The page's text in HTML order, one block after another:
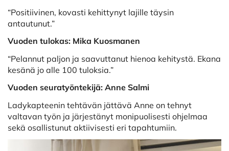
“Positiivinen, kovasti kehittynyt lajille täysin
antautunut.”
Vuoden tulokas: Mika Kuosmanen
“Pelannut paljon ja saavuttanut hienoa kehitystä. Ekana
kesänä jo alle 100 tuloksia.”
Vuoden seuratyöntekijä: Anne Salmi
Ladykapteenin tehtävän jättävä Anne on tehnyt
valtavan työn ja järjestänyt monipuolisesti ohjelmaa
sekä osallistunut aktiivisesti eri tapahtumiin.